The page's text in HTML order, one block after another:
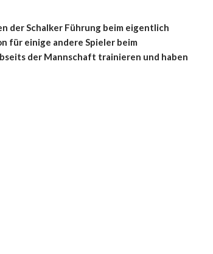
der Schalker Führung beim eigentlich
für einige andere Spieler beim
der Mannschaft trainieren und haben